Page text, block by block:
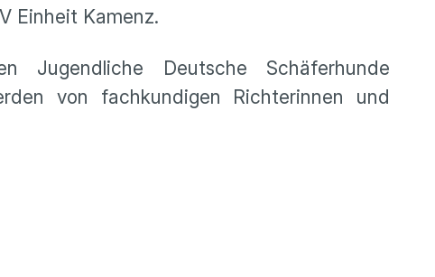
Einheit Kamenz.
Jugendliche Deutsche Schäferhunde
von fachkundigen Richterinnen und